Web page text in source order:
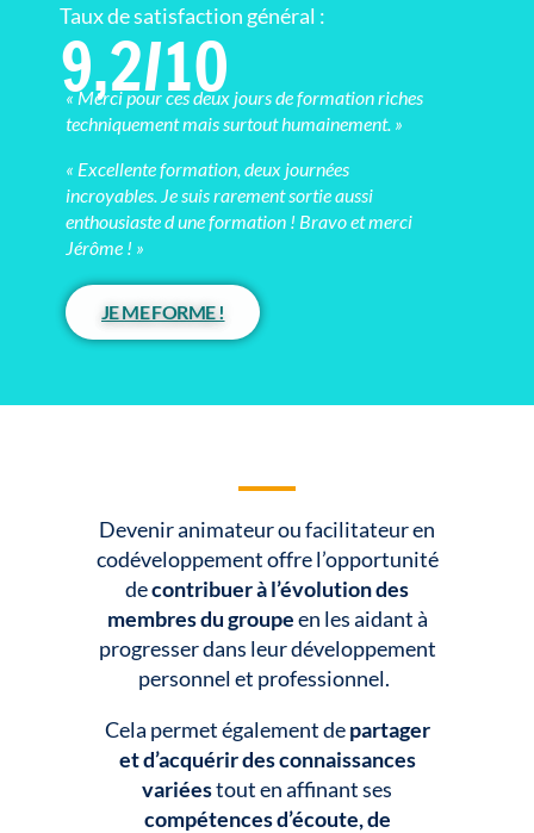
Taux de satisfaction général :
9,2/10
« Merci pour ces deux jours de formation riches
techniquement mais surtout humainement. »
« Excellente formation, deux journées
incroyables. Je suis rarement sortie aussi
enthousiaste d une formation ! Bravo et merci
Jérôme ! »
JE ME FORME !
Devenir animateur ou facilitateur en
codéveloppement offre l’opportunité
decontribuer à l’évolution des
membres du groupeen les aidant à
progresser dans leur développement
personnel et professionnel.
Cela permet également departager
et d’acquérir des connaissances
variéestout en affinant ses
compétences d’écoute, de